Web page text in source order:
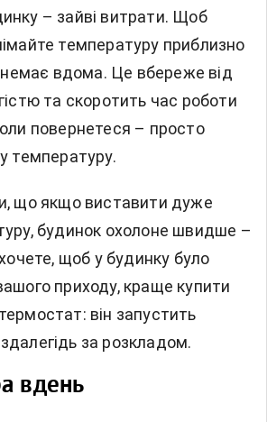
– зайві витрати. Щоб
температуру приблизно
немає вдома. Це вбереже від
та скоротить час роботи
повернетеся – просто
температуру.
що якщо виставити дуже
будинок охолоне швидше –
щоб у будинку було
приходу, краще купити
він запустить
за розкладом.
вдень